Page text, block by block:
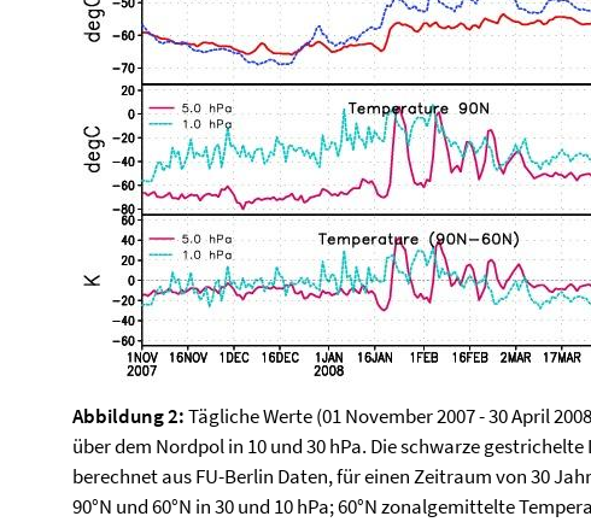
Abbildung 2:Tägliche Werte (01 November 2007 - 30 April
über dem Nordpol in 10 und 30 hPa. Die schwarze
berechnet aus FU-Berlin Daten, für einen Zeitraum von 30
90°N und 60°N in 30 und 10 hPa; 60°N zonalgemittelte